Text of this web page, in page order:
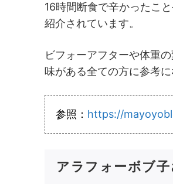
16時間断食で辛かったこ
紹介されています。
ビフォーアフターや体重
味がある全ての方に参考に
参照： https://
アラフォーボブ子